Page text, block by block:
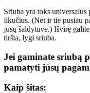
Sriuba yra toks
likučius. (Net ir tie pusiau
jūsų šaldytuve.) Išvirę
tiršta, lygi sriuba.
Jei gaminate sriubą
pamatyti jūsų
Kaip šitas: